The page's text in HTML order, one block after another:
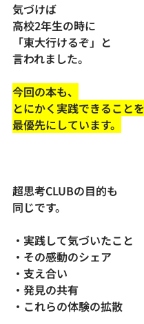
気づけば
高校2年生の時に
「東大行けるぞ」と
言われました。
今回の本も、
とにかく実践できることを
最優先にしています。
超思考CLUBの目的も
同じです。
・実践して気づいたこと
・その感動のシェア
・支え合い
・発見の共有
・これらの体験の拡散